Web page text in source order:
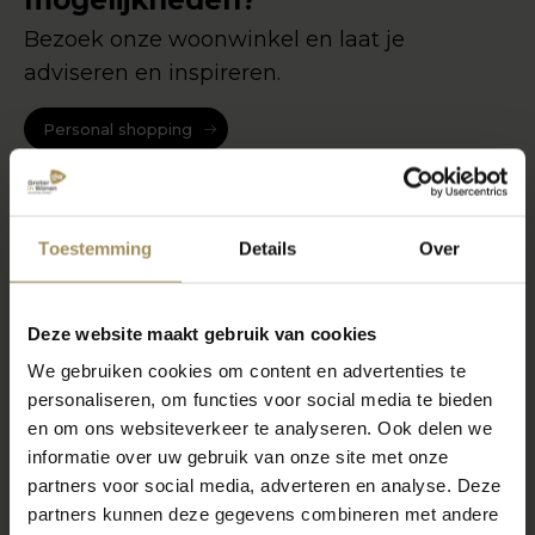
Toestemming Details Over
Deze website maakt gebruik van cookies
We gebruiken cookies om content en advertenties te
personaliseren, om functies voor social media te bieden
en om ons websiteverkeer te analyseren. Ook delen we
informatie over uw gebruik van onze site met onze
partners voor social media, adverteren en analyse. Deze
partners kunnen deze gegevens combineren met andere
Bezoek onze woonwinkel en laat je
adviseren en inspireren.
Personal shopping